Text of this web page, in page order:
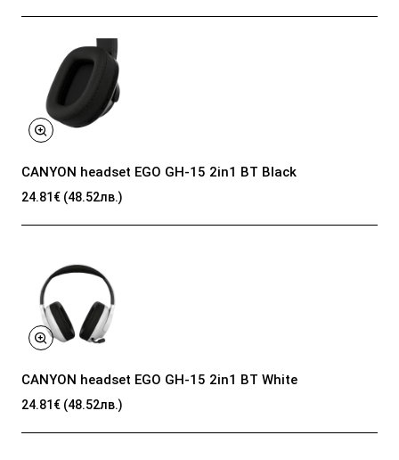
CANYON headset EGO GH-15 2in1 BT Black
24.81€ (48.52лв.)
CANYON headset EGO GH-15 2in1 BT White
24.81€ (48.52лв.)